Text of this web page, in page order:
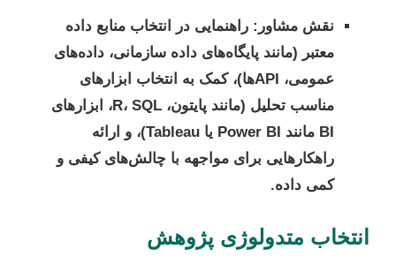
نقش مشاور: راهنمایی در انتخاب منابع داده
معتبر (مانند پایگاه‌های داده سازمانی، داده‌های
عمومی، APIها)، کمک به انتخاب ابزارهای
مناسب تحلیل (مانند پایتون، R، SQL، ابزارهای
BI مانند Power BI یا Tableau)، و ارائه
راهکارهایی برای مواجهه با چالش‌های کیفی و
کمی داده.
انتخاب متدولوژی پژوهش